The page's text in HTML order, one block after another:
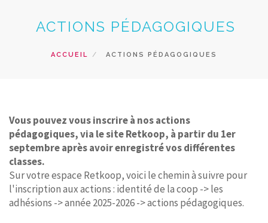
DANS L'AUBE
PRÊTS ET VENTES
RECHERCHER
CONTACT
ACTIONS PÉDAGOGIQUES
ACCUEIL ACTIONS PÉDAGOGIQUES
Vous pouvez vous inscrire à nos actions
pédagogiques, via le site Retkoop, à partir du 1er
septembre après avoir enregistré vos différentes
classes.
Sur votre espace Retkoop, voici le chemin à suivre pour
l'inscription aux actions : identité de la coop -> les
adhésions -> année 2025-2026 -> actions pédagogiques.